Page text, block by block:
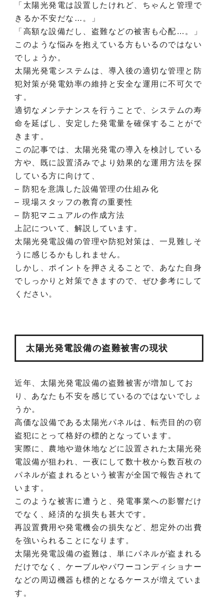
「太陽光発電は設置したけれど、ちゃんと管理で
きるか不安だな…。」
「高額な設備だし、盗難などの被害も心配…。」
このような悩みを抱えている方もいるのではない
でしょうか。
太陽光発電システムは、導入後の適切な管理と防
犯対策が発電効率の維持と安全な運用に不可欠で
す。
適切なメンテナンスを行うことで、システムの寿
命を延ばし、安定した発電量を確保することがで
きます。
この記事では、太陽光発電の導入を検討している
方や、既に設置済みでより効果的な運用方法を探
している方に向けて、
– 防犯を意識した設備管理の仕組み化
– 現場スタッフの教育の重要性
– 防犯マニュアルの作成方法
上記について、解説しています。
太陽光発電設備の管理や防犯対策は、一見難しそ
うに感じるかもしれません。
しかし、ポイントを押さえることで、あなた自身
でしっかりと対策できますので、ぜひ参考にして
ください。
太陽光発電設備の盗難被害の現状
近年、太陽光発電設備の盗難被害が増加してお
り、あなたも不安を感じているのではないでしょ
うか。
高価な設備である太陽光パネルは、転売目的の窃
盗犯にとって格好の標的となっています。
実際に、農地や遊休地などに設置された太陽光発
電設備が狙われ、一夜にして数十枚から数百枚の
パネルが盗まれるという被害が全国で報告されて
います。
このような被害に遭うと、発電事業への影響だけ
でなく、経済的な損失も甚大です。
再設置費用や発電機会の損失など、想定外の出費
を強いられることになります。
太陽光発電設備の盗難は、単にパネルが盗まれる
だけでなく、ケーブルやパワーコンディショナー
などの周辺機器も標的となるケースが増えていま
す。